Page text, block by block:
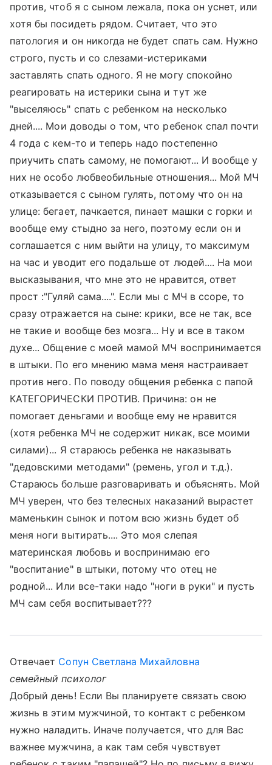
против, чтоб я с сыном лежала, пока он уснет, или
хотя бы посидеть рядом. Считает, что это
патология и он никогда не будет спать сам. Нужно
строго, пусть и со слезами-истериками
заставлять спать одного. Я не могу спокойно
реагировать на истерики сына и тут же
"выселяюсь" спать с ребенком на несколько
дней.... Мои доводы о том, что ребенок спал почти
4 года с кем-то и теперь надо постепенно
приучить спать самому, не помогают... И вообще у
них не особо любвеобильные отношения... Мой МЧ
отказывается с сыном гулять, потому что он на
улице: бегает, пачкается, пинает машки с горки и
вообще ему стыдно за него, поэтому если он и
соглашается с ним выйти на улицу, то максимум
на час и уводит его подальше от людей.... На мои
высказывания, что мне это не нравится, ответ
прост :"Гуляй сама....". Если мы с МЧ в ссоре, то
сразу отражается на сыне: крики, все не так, все
не такие и вообще без мозга... Ну и все в таком
духе... Общение с моей мамой МЧ воспринимается
в штыки. По его мнению мама меня настраивает
против него. По поводу общения ребенка с папой
КАТЕГОРИЧЕСКИ ПРОТИВ. Причина: он не
помогает деньгами и вообще ему не нравится
(хотя ребенка МЧ не содержит никак, все моими
силами)... Я стараюсь ребенка не наказывать
"дедовскими методами" (ремень, угол и т.д.).
Стараюсь больше разговаривать и объяснять. Мой
МЧ уверен, что без телесных наказаний вырастет
маменькин сынок и потом всю жизнь будет об
меня ноги вытирать.... Это моя слепая
материнская любовь и воспринимаю его
"воспитание" в штыки, потому что отец не
родной... Или все-таки надо "ноги в руки" и пусть
МЧ сам себя воспитывает???
Отвечает Сопун Светлана Михайловна
семейный психолог
Добрый день! Если Вы планируете связать свою
жизнь в этим мужчиной, то контакт с ребенком
нужно наладить. Иначе получается, что для Вас
важнее мужчина, а как там себя чувствует